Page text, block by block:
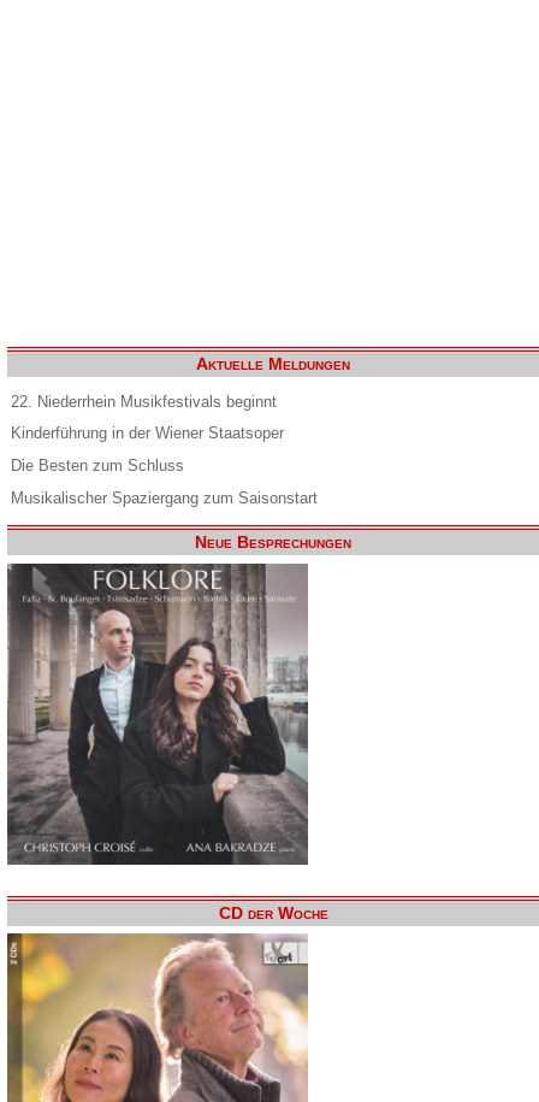
Aktuelle Meldungen
22. Niederrhein Musikfestivals beginnt
Kinderführung in der Wiener Staatsoper
Die Besten zum Schluss
Musikalischer Spaziergang zum Saisonstart
Neue Besprechungen
CD der Woche